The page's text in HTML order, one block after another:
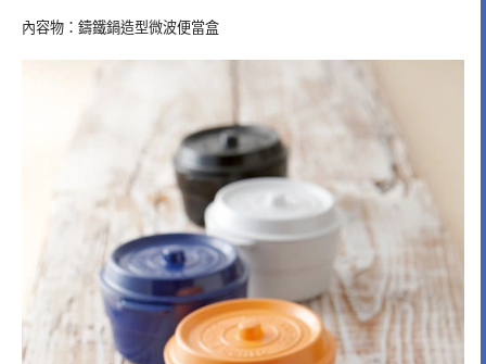
內容物：鑄鐵鍋造型微波便當盒